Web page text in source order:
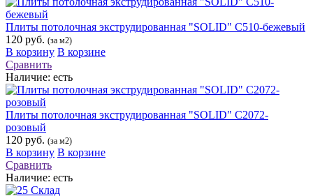
Плиты потолочная экструдированная "SOLID" С510-бежевый
120 руб. (за м2)
В корзину В корзине
Сравнить
Наличие: есть
Плиты потолочная экструдированная "SOLID" С2072-
розовый
120 руб. (за м2)
В корзину В корзине
Сравнить
Наличие: есть